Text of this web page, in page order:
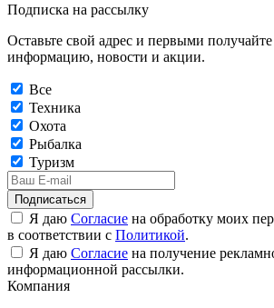
Подписка на рассылку
Оставьте свой адрес и первыми
информацию, новости и акции.
Все
Техника
Охота
Рыбалка
Туризм
Подписаться
Я даю Согласие на обработку моих
в соответствии с Политикой.
Я даю Согласие на получение
информационной рассылки.
Компания